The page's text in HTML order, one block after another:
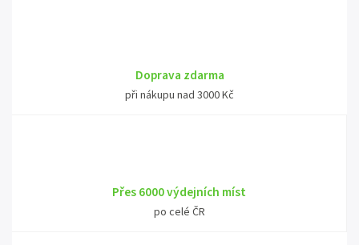
Doprava zdarma
při nákupu nad 3000 Kč
Přes 6000 výdejních míst
po celé ČR